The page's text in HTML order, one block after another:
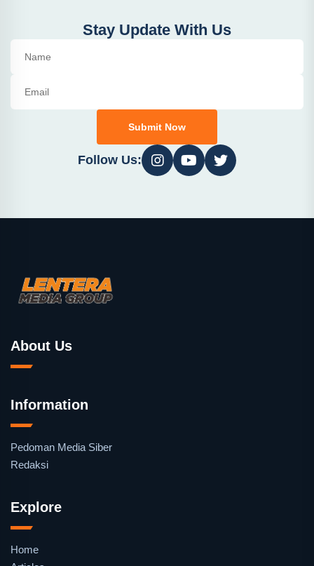
Stay Update With Us
Submit Now
Follow Us:
About Us
Information
Pedoman Media Siber
Redaksi
Explore
Home